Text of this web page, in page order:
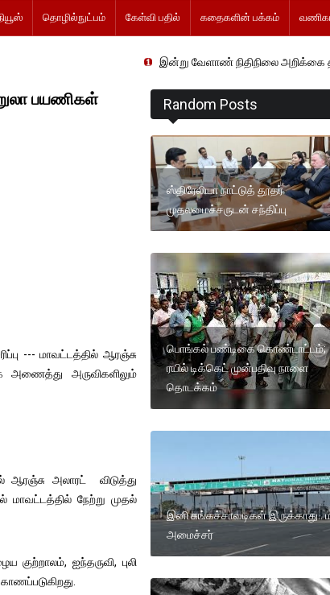
தொழில்நுட்பம் கேள்வி பதில் கதைகளின் பக்கம்
இன்று வேளாண் நிதிநிலை அறிக்கை தாக்கல்
பயணிகள்
--- மாவட்டத்தில் ஆரஞ்சு
அணைத்து அருவிகளிலும்
அலாரட் விடுத்து
நேற்று முதல்
ஐந்தருவி, புலி
Random Posts
ஸ்திரேலியா நாட்டுத் தூதர்
முதலமைச்சருடன் சந்திப்பு
பொங்கல் பண்டிகை கொண்டாட்டம்;
ரயில் டிக்கெட் முன்பதிவு நாளை
தொடக்கம்
இனி சுங்கச்சாவடிகள் இருக்காது..
அமைச்சர்